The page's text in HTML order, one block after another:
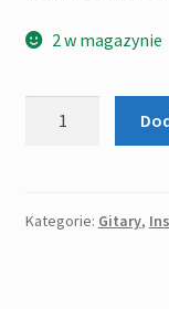
2 w magazynie
E
Kategorie: Gitary,